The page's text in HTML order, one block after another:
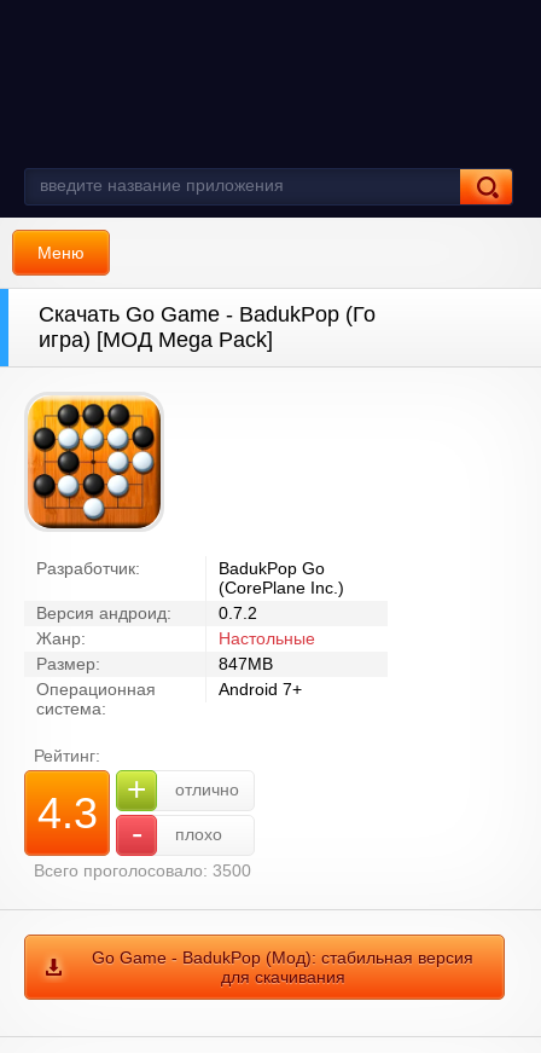
Меню
Скачать Go Game - BadukPop (Го
игра) [МОД Mega Pack]
Разработчик:
BadukPop Go
(CorePlane Inc.)
Версия андроид:
0.7.2
Жанр:
Настольные
Размер:
847MB
Операционная
система:
Android 7+
Рейтинг:
4.3 + отлично
-
плохо
Всего проголосовало: 3500
Go Game - BadukPop (Мод): стабильная версия
для скачивания